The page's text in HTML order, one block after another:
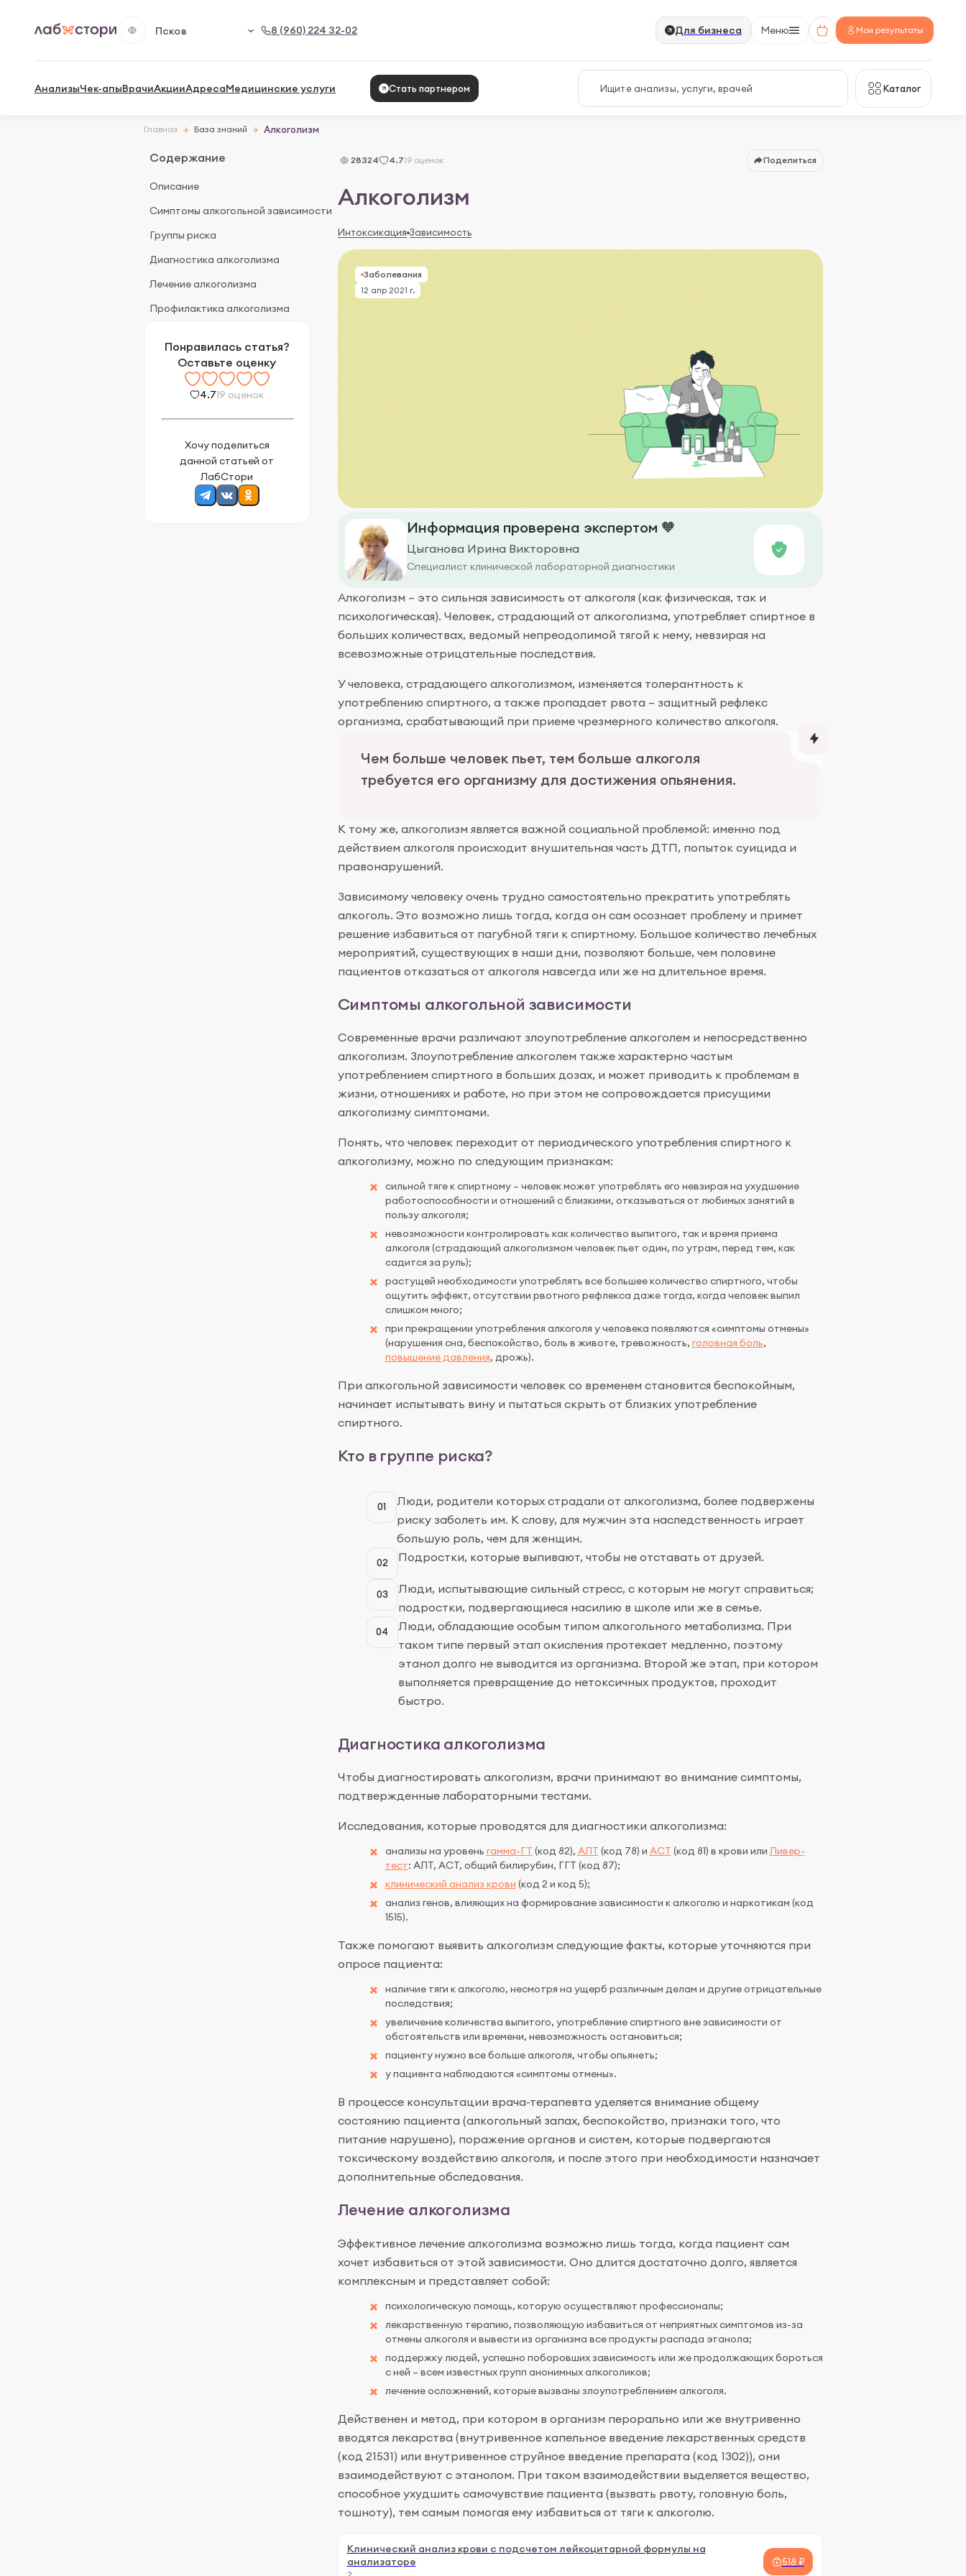
Псков 8 (960) 224 32-02 Для бизнеса Меню Мои результаты
АнализыЧек-апыВрачиАкцииАдресаМедицинские услуги Стать партнером Каталог
Главная База знаний Алкоголизм
Содержание
Описание
Симптомы алкогольной зависимости
Группы риска
Диагностика алкоголизма
Лечение алкоголизма
Профилактика алкоголизма
Понравилась статья?
Оставьте оценку
4.719 оценок
Хочу поделиться
данной статьей от
ЛабСтори
28324 4.719 оценок Поделиться
Алкоголизм
Интоксикация Зависимость
Заболевания
12 апр 2021 г.
Информация проверена экспертом 🧡
Цыганова Ирина Викторовна
Специалист клинической лабораторной диагностики
Алкоголизм – это сильная зависимость от алкоголя (как физическая, так и
психологическая). Человек, страдающий от алкоголизма, употребляет спиртное в
больших количествах, ведомый непреодолимой тягой к нему, невзирая на
всевозможные отрицательные последствия.
У человека, страдающего алкоголизмом, изменяется толерантность к
употреблению спиртного, а также пропадает рвота – защитный рефлекс
организма, срабатывающий при приеме чрезмерного количество алкоголя.
Чем больше человек пьет, тем больше алкоголя
требуется его организму для достижения опьянения.
К тому же, алкоголизм является важной социальной проблемой: именно под
действием алкоголя происходит внушительная часть ДТП, попыток суицида и
правонарушений.
Зависимому человеку очень трудно самостоятельно прекратить употреблять
алкоголь. Это возможно лишь тогда, когда он сам осознает проблему и примет
решение избавиться от пагубной тяги к спиртному. Большое количество лечебных
мероприятий, существующих в наши дни, позволяют больше, чем половине
пациентов отказаться от алкоголя навсегда или же на длительное время.
Симптомы алкогольной зависимости
Современные врачи различают злоупотребление алкоголем и непосредственно
алкоголизм. Злоупотребление алкоголем также характерно частым
употреблением спиртного в больших дозах, и может приводить к проблемам в
жизни, отношениях и работе, но при этом не сопровождается присущими
алкоголизму симптомами.
Понять, что человек переходит от периодического употребления спиртного к
алкоголизму, можно по следующим признакам:
сильной тяге к спиртному – человек может употреблять его невзирая на ухудшение
работоспособности и отношений с близкими, отказываться от любимых занятий в
пользу алкоголя;
невозможности контролировать как количество выпитого, так и время приема
алкоголя (страдающий алкоголизмом человек пьет один, по утрам, перед тем, как
садится за руль);
растущей необходимости употреблять все большее количество спиртного, чтобы
ощутить эффект, отсутствии рвотного рефлекса даже тогда, когда человек выпил
слишком много;
при прекращении употребления алкоголя у человека появляются «симптомы отмены»
(нарушения сна, беспокойство, боль в животе, тревожность, головная боль,
повышение давления, дрожь).
При алкогольной зависимости человек со временем становится беспокойным,
начинает испытывать вину и пытаться скрыть от близких употребление
спиртного.
Кто в группе риска?
01
Люди, родители которых страдали от алкоголизма, более подвержены
риску заболеть им. К слову, для мужчин эта наследственность играет
большую роль, чем для женщин.
02 Подростки, которые выпивают, чтобы не отставать от друзей.
03
Люди, испытывающие сильный стресс, с которым не могут справиться;
подростки, подвергающиеся насилию в школе или же в семье.
04
Люди, обладающие особым типом алкогольного метаболизма. При
таком типе первый этап окисления протекает медленно, поэтому
этанол долго не выводится из организма. Второй же этап, при котором
выполняется превращение до нетоксичных продуктов, проходит
быстро.
Диагностика алкоголизма
Чтобы диагностировать алкоголизм, врачи принимают во внимание симптомы,
подтвержденные лабораторными тестами.
Исследования, которые проводятся для диагностики алкоголизма:
анализы на уровень гамма-ГТ (код 82), АЛТ (код 78) и АСТ (код 81) в крови или Ливер-
тест: АЛТ, АСТ, общий билирубин, ГГТ (код 87);
клинический анализ крови (код 2 и код 5);
анализ генов, влияющих на формирование зависимости к алкоголю и наркотикам (код
1515).
Также помогают выявить алкоголизм следующие факты, которые уточняются при
опросе пациента:
наличие тяги к алкоголю, несмотря на ущерб различным делам и другие отрицательные
последствия;
увеличение количества выпитого, употребление спиртного вне зависимости от
обстоятельств или времени, невозможность остановиться;
пациенту нужно все больше алкоголя, чтобы опьянеть;
у пациента наблюдаются «симптомы отмены».
В процессе консультации врача-терапевта уделяется внимание общему
состоянию пациента (алкогольный запах, беспокойство, признаки того, что
питание нарушено), поражение органов и систем, которые подвергаются
токсическому воздействию алкоголя, и после этого при необходимости назначает
дополнительные обследования.
Лечение алкоголизма
Эффективное лечение алкоголизма возможно лишь тогда, когда пациент сам
хочет избавиться от этой зависимости. Оно длится достаточно долго, является
комплексным и представляет собой:
психологическую помощь, которую осуществляют профессионалы;
лекарственную терапию, позволяющую избавиться от неприятных симптомов из-за
отмены алкоголя и вывести из организма все продукты распада этанола;
поддержку людей, успешно поборовших зависимость или же продолжающих бороться
с ней – всем известных групп анонимных алкоголиков;
лечение осложнений, которые вызваны злоупотреблением алкоголя.
Действенен и метод, при котором в организм перорально или же внутривенно
вводятся лекарства (внутривенное капельное введение лекарственных средств
(код 21531) или внутривенное струйное введение препарата (код 1302)), они
взаимодействуют с этанолом. При таком взаимодействии выделяется вещество,
способное ухудшить самочувствие пациента (вызвать рвоту, головную боль,
тошноту), тем самым помогая ему избавиться от тяги к алкоголю.
Клинический анализ крови с подсчетом лейкоцитарной формулы на
анализаторе
518 ₽